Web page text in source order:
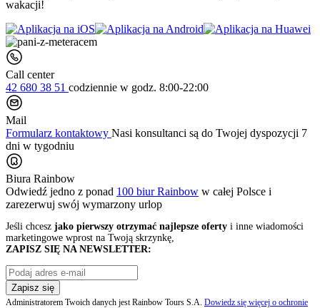
wakacji!
Call center
42 680 38 51 codziennie w godz. 8:00-22:00
Mail
Formularz kontaktowy Nasi konsultanci są do Twojej dyspozycji 7
dni w tygodniu
Biura Rainbow
Odwiedź jedno z ponad 100 biur Rainbow w całej Polsce i
zarezerwuj swój wymarzony urlop
Jeśli chcesz jako pierwszy otrzymać najlepsze oferty i inne wiadomości
marketingowe wprost na Twoją skrzynkę,
ZAPISZ SIĘ NA NEWSLETTER:
Zapisz się
Administratorem Twoich danych jest Rainbow Tours S.A. Dowiedz się więcej o ochronie